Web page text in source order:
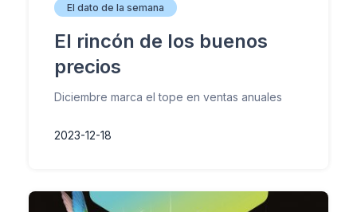
El dato de la semana
El rincón de los buenos
precios
Diciembre marca el tope en ventas anuales
2023-12-18